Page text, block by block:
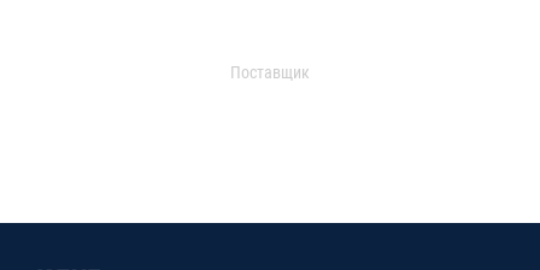
Поставщик